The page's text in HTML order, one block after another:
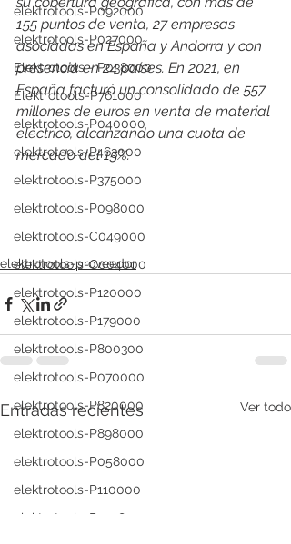
elektrotools-P092000
elektrotools-P027000
Elektrotools - P038000
Elektrotools-P761000
elektrotools-P040000
elektrotools-P463000
elektrotools-P375000
elektrotools-P098000
elektrotools-C049000
elektrotools-C004000
elektrotools-P120000
elektrotools-P179000
elektrotools-P800300
elektrotools-P070000
elektrotools-P820000
elektrotools-P898000
elektrotools-P058000
elektrotools-P110000
elektrotools-P979800
155 puntos de venta, 27 empresas
asociadas en España y Andorra y con
presencia en 24 países. En 2021, en
España facturó un consolidado de 557
millones de euros en venta de material
eléctrico, alcanzando una cuota de
mercado del 15%.
elektrotools-proveedor
Entradas recientes Ver todo